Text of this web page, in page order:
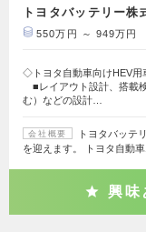
トヨタバッテリー株
550万円 ～ 949万円
◇トヨタ自動車向けHEV用
■レイアウト設計、搭載
む）などの設計…
会社概要
トヨタバッテ
を迎えます。 トヨタ自動
興味